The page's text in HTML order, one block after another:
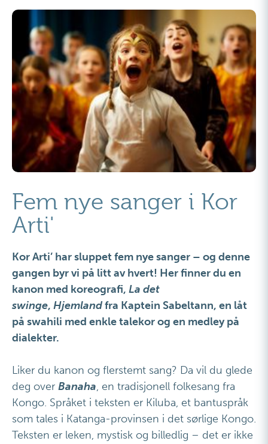
Fem nye sanger i Kor
Arti'
Kor Arti’ har sluppet fem nye sanger – og denne
gangen byr vi på litt av hvert! Her finner du en
kanon med koreografi, La det
swinge, Hjemlandfra Kaptein Sabeltann, en låt
på swahili med enkle talekor og en medley på
dialekter.
Liker du kanon og flerstemt sang? Da vil du glede
deg over Banaha, en tradisjonell folkesang fra
Kongo. Språket i teksten er Kiluba, et bantuspråk
som tales i Katanga-provinsen i det sørlige Kongo.
Teksten er leken, mystisk og billedlig – det er ikke